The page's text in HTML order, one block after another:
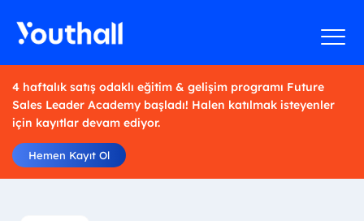
4 haftalık satış odaklı eğitim & gelişim programı Future
Sales Leader Academy başladı! Halen katılmak isteyenler
için kayıtlar devam ediyor.
Hemen Kayıt Ol